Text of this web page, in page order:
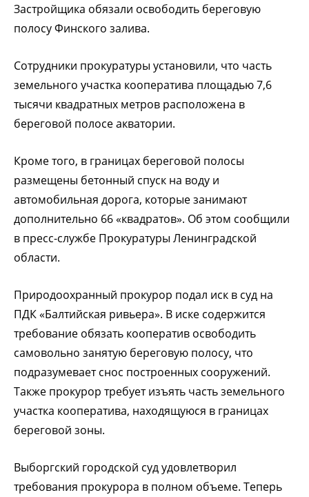
Застройщика обязали освободить береговую
полосу Финского залива.
Сотрудники прокуратуры установили, что часть
земельного участка кооператива площадью 7,6
тысячи квадратных метров расположена в
береговой полосе акватории.
Кроме того, в границах береговой полосы
размещены бетонный спуск на воду и
автомобильная дорога, которые занимают
дополнительно 66 «квадратов». Об этом сообщили
в пресс-службе Прокуратуры Ленинградской
области.
Природоохранный прокурор подал иск в суд на
ПДК «Балтийская ривьера». В иске содержится
требование обязать кооператив освободить
самовольно занятую береговую полосу, что
подразумевает снос построенных сооружений.
Также прокурор требует изъять часть земельного
участка кооператива, находящуюся в границах
береговой зоны.
Выборгский городской суд удовлетворил
требования прокурора в полном объеме. Теперь